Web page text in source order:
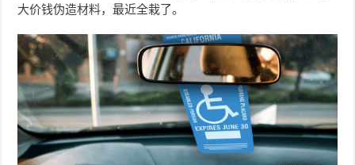
大价钱伪造材料，最近全栽了。